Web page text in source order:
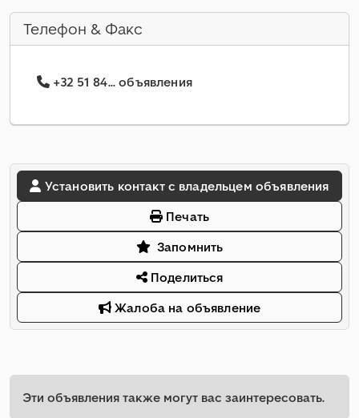
Телефон & Факс
+32 51 84... объявления
Установить контакт с владельцем объявления
Печать
Запомнить
Поделиться
Жалоба на объявление
Эти объявления также могут вас заинтересовать.